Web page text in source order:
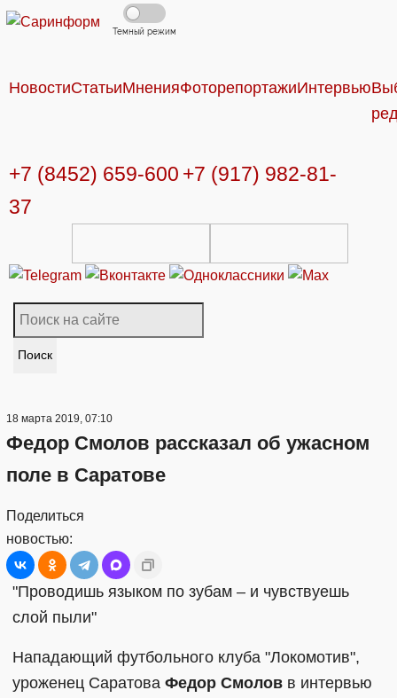
Темный режим
НовостиСтатьиМненияФоторепортажиИнтервью
+7 (8452) 659-600 +7 (917) 982-81-
37
Поиск
18 марта 2019, 07:10
Федор Смолов рассказал об ужасном
поле в Саратове
Поделиться
новостью:
"Проводишь языком по зубам – и чувствуешь
слой пыли"
Нападающий футбольного клуба "Локомотив",
уроженец Саратова Федор Смолов в интервью